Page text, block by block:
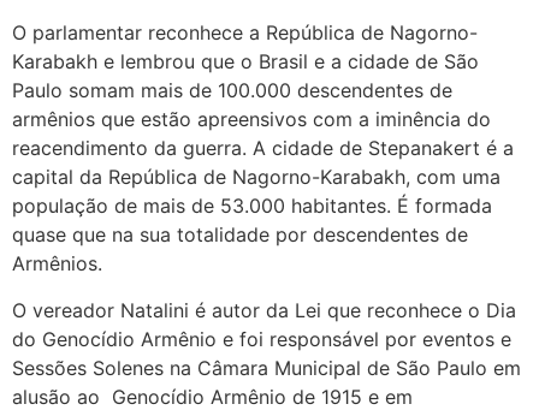
O parlamentar reconhece a República de Nagorno-
Karabakh e lembrou que o Brasil e a cidade de São
Paulo somam mais de 100.000 descendentes de
armênios que estão apreensivos com a iminência do
reacendimento da guerra. A cidade de Stepanakert é a
capital da República de Nagorno-Karabakh, com uma
população de mais de 53.000 habitantes. É formada
quase que na sua totalidade por descendentes de
Armênios.
O vereador Natalini é autor da Lei que reconhece o Dia
do Genocídio Armênio e foi responsável por eventos e
Sessões Solenes na Câmara Municipal de São Paulo em
alusão ao Genocídio Armênio de 1915 e em